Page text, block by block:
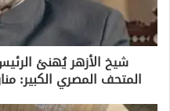
ك
ت
ر
شيخ الأزهر يُهنئ
المتحف المصري الكبير: